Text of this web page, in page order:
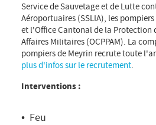
Service de Sauvetage et de Lutte
Aéroportuaires (SSLIA), les
et l'Office Cantonal de la Protection
Affaires Militaires (OCPPAM). La
pompiers de Meyrin recrute toute
plus d'infos sur le recrutement.
Interventions :
Feu